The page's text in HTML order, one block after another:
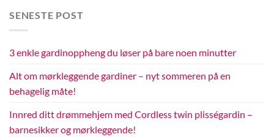
SENESTE POST
3 enkle gardinoppheng du løser på bare noen minutter
Alt om mørkleggende gardiner – nyt sommeren på en
behagelig måte!
Innred ditt drømmehjem med Cordless twin plisségardin –
barnesikker og mørkleggende!